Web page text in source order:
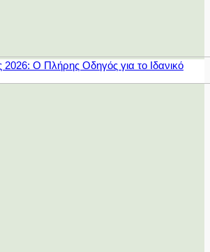
Ο Πλήρης Οδηγός για το Ιδανικό